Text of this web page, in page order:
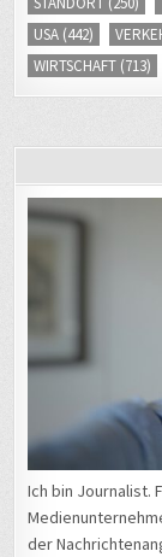
USA (442)
WIRTSCHAFT (713)
Ich bin Journalist.
der